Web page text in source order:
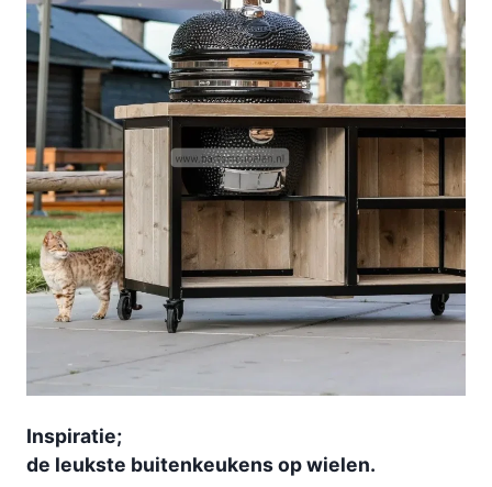
Inspiratie;
de leukste buitenkeukens op wielen.